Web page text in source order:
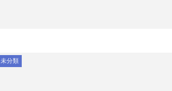
未分類